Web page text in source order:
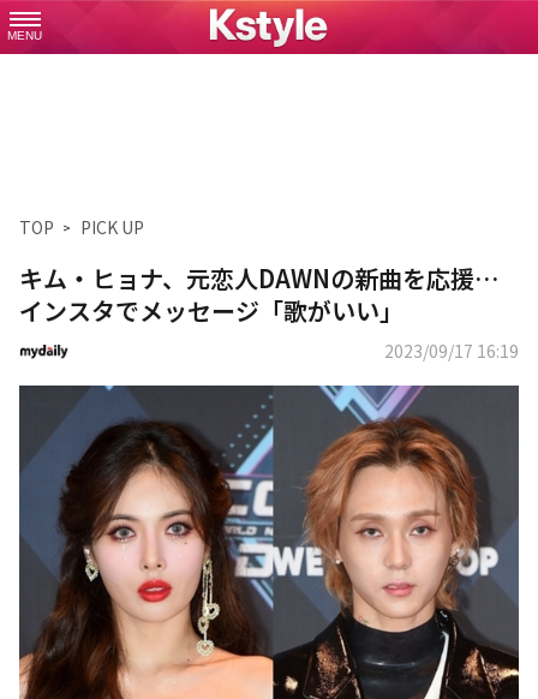
MENU
TOP PICK UP
キム・ヒョナ、元恋人DAWNの新曲を応援…
インスタでメッセージ「歌がいい」
2023/09/17 16:19